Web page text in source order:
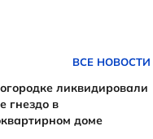
ВСЕ НОВОСТИ
ликвидировали
гнездо в
доме